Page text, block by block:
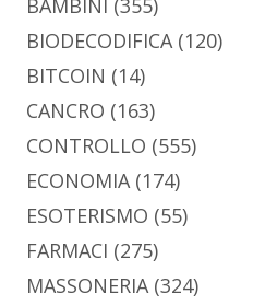
BAMBINI (355)
BIODECODIFICA(120)
BITCOIN (14)
CANCRO (163)
CONTROLLO (555)
ECONOMIA(174)
ESOTERISMO (55)
FARMACI (275)
MASSONERIA(324)